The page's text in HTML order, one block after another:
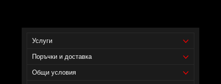
Услуги
Поръчки и доставка
Общи условия